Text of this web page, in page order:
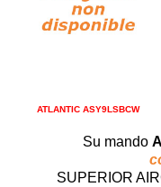
ATLANTIC ASY9LSBCW
Su mando
SUPERIOR